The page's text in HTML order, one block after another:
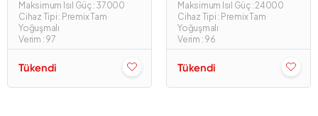
Maksimum Isıl Güç : 37000
Cihaz Tipi : Premix Tam
Yoğuşmalı
Verim : 97
Tükendi
Maksimum Isıl Güç : 24000
Cihaz Tipi : Premix Tam
Yoğuşmalı
Verim : 96
Tükendi